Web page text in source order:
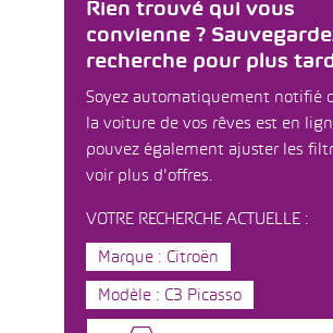
Rien trouvé qui vous
convienne ?
recherche pour plus
Soyez automatiquement notifié
la voiture de vos rêves est en
pouvez également ajuster les
voir plus d'offres.
VOTRE RECHERCHE ACTUELLE :
Marque : Citroën
Modèle : C3 Picasso